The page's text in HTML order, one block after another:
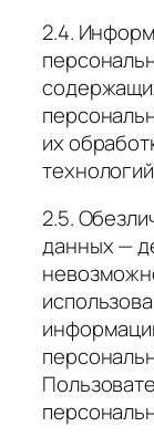
2.4.
их
2.5.
данных —